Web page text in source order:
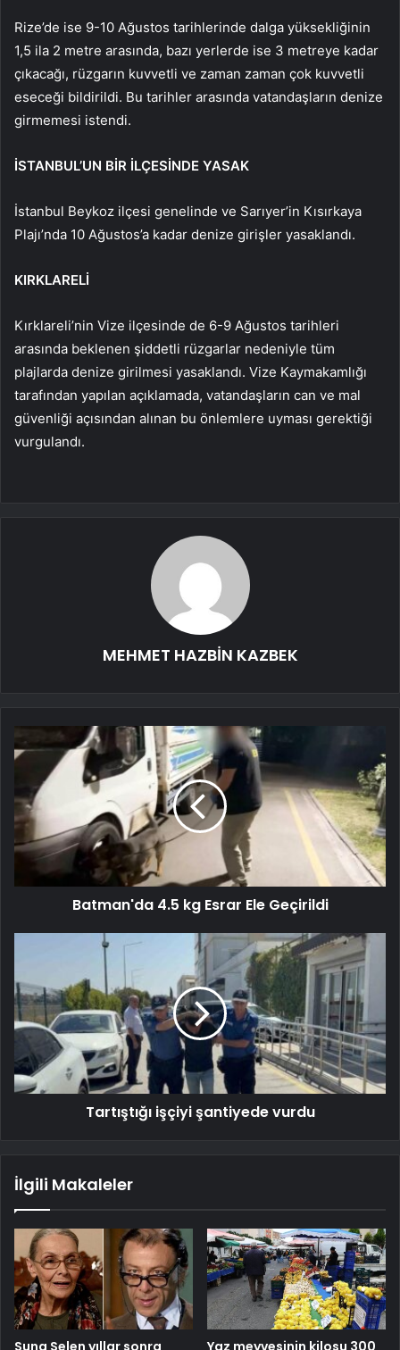
Rize’de ise 9-10 Ağustos tarihlerinde dalga yüksekliğinin
1,5 ila 2 metre arasında, bazı yerlerde ise 3 metreye kadar
çıkacağı, rüzgarın kuvvetli ve zaman zaman çok kuvvetli
eseceği bildirildi. Bu tarihler arasında vatandaşların denize
girmemesi istendi.
İSTANBUL’UN BİR İLÇESİNDE YASAK
İstanbul Beykoz ilçesi genelinde ve Sarıyer’in Kısırkaya
Plajı’nda 10 Ağustos’a kadar denize girişler yasaklandı.
KIRKLARELİ
Kırklareli’nin Vize ilçesinde de 6-9 Ağustos tarihleri
arasında beklenen şiddetli rüzgarlar nedeniyle tüm
plajlarda denize girilmesi yasaklandı. Vize Kaymakamlığı
tarafından yapılan açıklamada, vatandaşların can ve mal
güvenliği açısından alınan bu önlemlere uyması gerektiği
vurgulandı.
MEHMET HAZBİN KAZBEK
Batman'da 4.5 kg Esrar Ele Geçirildi
Tartıştığı işçiyi şantiyede vurdu
İlgili Makaleler
Suna Selen yıllar sonra Yaz meyvesinin kilosu 300